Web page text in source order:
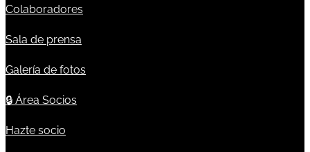
Colaboradores
Sala de prensa
Galería de fotos
🔒 Área Socios
Hazte socio